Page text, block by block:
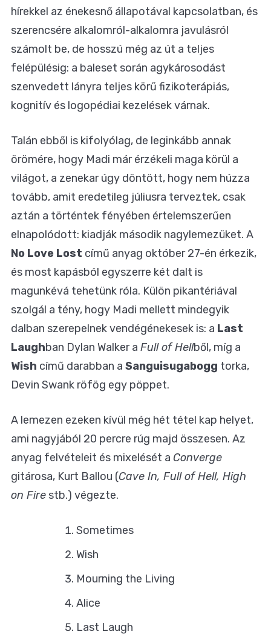
hírekkel az énekesnő állapotával kapcsolatban, és
szerencsére alkalomról-alkalomra javulásról
számolt be, de hosszú még az út a teljes
felépülésig: a baleset során agykárosodást
szenvedett lányra teljes körű fizikoterápiás,
kognitív és logopédiai kezelések várnak.
Talán ebből is kifolyólag, de leginkább annak
örömére, hogy Madi már érzékeli maga körül a
világot, a zenekar úgy döntött, hogy nem húzza
tovább, amit eredetileg júliusra terveztek, csak
aztán a történtek fényében értelemszerűen
elnapolódott: kiadják második nagylemezüket. A
No Love Lost című anyag október 27-én érkezik,
és most kapásból egyszerre két dalt is
magunkévá tehetünk róla. Külön pikantériával
szolgál a tény, hogy Madi mellett mindegyik
dalban szerepelnek vendégénekesek is: a Last
Laughban Dylan Walker a Full of Hellből, míg a
Wish című darabban a Sanguisugabogg torka,
Devin Swank röfög egy pöppet.
A lemezen ezeken kívül még hét tétel kap helyet,
ami nagyjából 20 percre rúg majd összesen. Az
anyag felvételeit és mixelését a Converge
gitárosa, Kurt Ballou (Cave In, Full of Hell, High
on Fire stb.) végezte.
Sometimes
Wish
Mourning the Living
Alice
Last Laugh